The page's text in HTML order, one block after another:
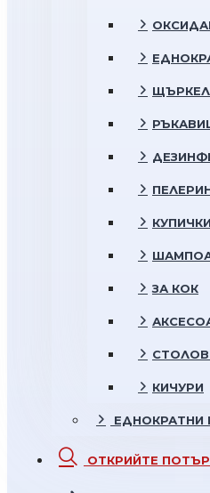
КУПИЧКИ
ЗА КОК
КИЧУРИ
ЕДНОКРАТНИ
ОТКРИЙТЕ